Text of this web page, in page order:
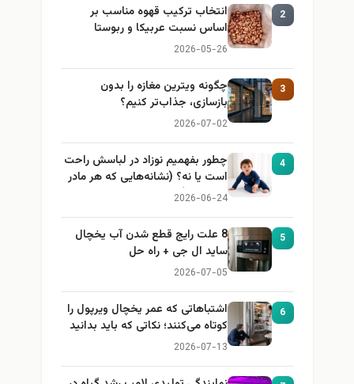
2
انتخاب ترکیب قهوه مناسب بر
اساس نسبت عربیکا و ربوستا
2026-05-26
3
چگونه ویترین مغازه را بدون
بازسازی، جذاب‌تر کنیم؟
2026-07-02
4
چطور بفهمیم نوزاد در لباسش راحت
است یا نه؟ (نشانه‌هایی که هر مادر
باید بداند)
2026-06-24
5
8 علت رایج قطع شدن آب یخچال
ساید ال جی + راه حل
2026-07-05
6
اشتباهاتی که عمر یخچال ویرپول را
کوتاه می‌کنند؛ نکاتی که باید بدانید
2026-07-13